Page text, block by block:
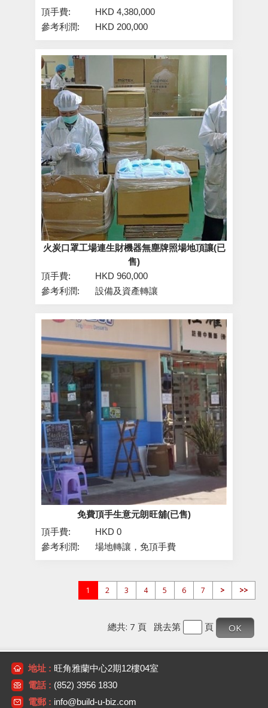
頂手費:
HKD 4,380,000
參考利潤:
HKD 200,000
火炭口罩工場連生財機器無塵牌照場地頂讓(已
售)
頂手費:
HKD 960,000
參考利潤:
設備及資產轉讓
免費頂手生意元朗旺舖(已售)
頂手費:
HKD 0
參考利潤:
場地轉讓，免頂手費
1 2 3 4 5 6 7 > >>
總共: 7 頁 跳去第 頁
地址 : 旺角雅蘭中心2期12樓04室
電話 : (852) 3956 1830
電郵 : info@build-u-biz.com